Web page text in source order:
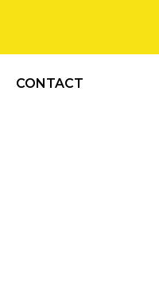
CONTACT